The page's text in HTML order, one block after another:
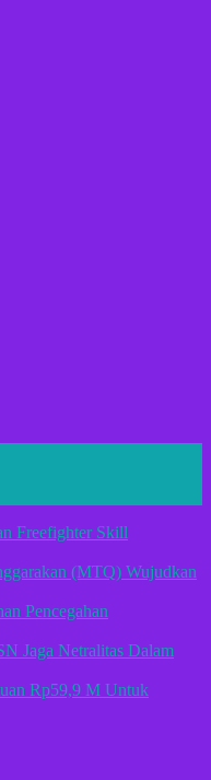
Freefighter Skill
(MTQ) Wujudkan
Pencegahan
Jaga Netralitas Dalam
Rp59,9 M Untuk